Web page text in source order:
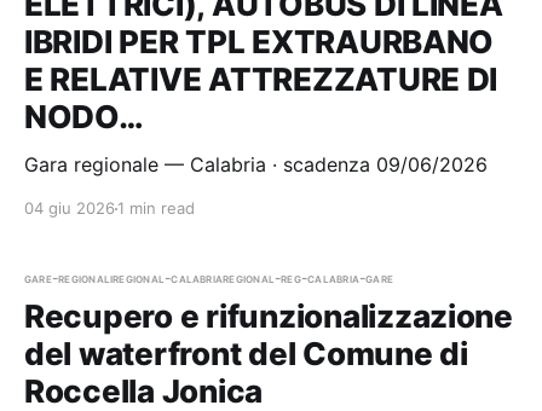
IBRIDI PER TPL EXTRAURBANO
E RELATIVE ATTREZZATURE DI
NODO…
Gara regionale — Calabria · scadenza 09/06/2026
04 giu 2026 1 min read
gare-regionaliregional-calabriaregional-reg-calabria-gare
Recupero e rifunzionalizzazione
del waterfront del Comune di
Roccella Jonica